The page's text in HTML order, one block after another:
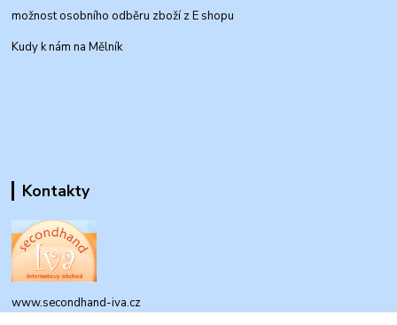
možnost osobního odběru zboží z E shopu
Kudy k nám na Mělník
Kontakty
www.secondhand-iva.cz